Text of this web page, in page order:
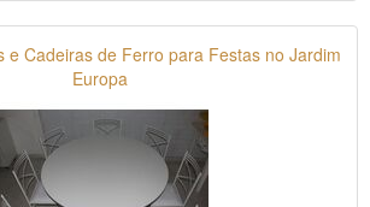
e Cadeiras de Ferro para Festas no Jardim
Europa